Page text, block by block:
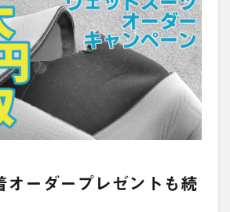
オーダープレゼントも続